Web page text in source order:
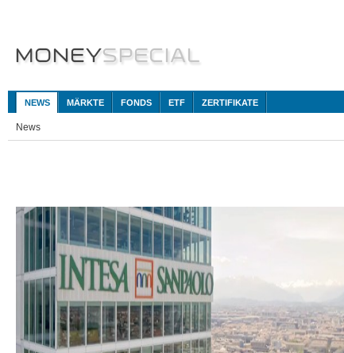
NEWS MÄRKTE FONDS ETF ZERTIFIKATE
News